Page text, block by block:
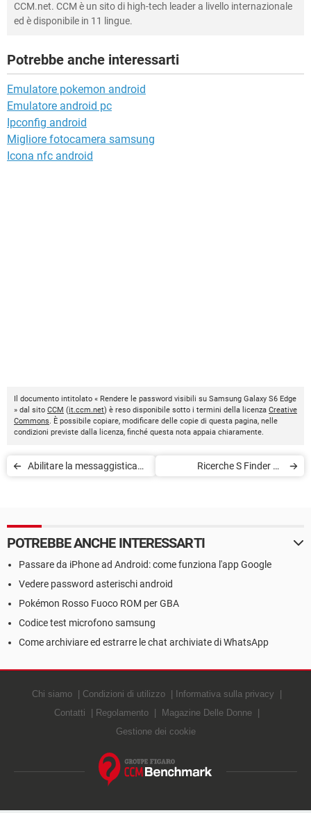
CCM.net. CCM è un sito di high-tech leader a livello internazionale
ed è disponibile in 11 lingue.
Potrebbe anche interessarti
Emulatore pokemon android
Emulatore android pc
Ipconfig android
Migliore fotocamera samsung
Icona nfc android
Il documento intitolato « Rendere le password visibili su Samsung Galaxy S6 Edge
» dal sito CCM (it.ccm.net) è reso disponibile sotto i termini della licenza Creative
Commons. È possibile copiare, modificare delle copie di questa pagina, nelle
condizioni previste dalla licenza, finché questa nota appaia chiaramente.
Abilitare la messaggistica
Ricerche S Finder su
POTREBBE ANCHE INTERESSARTI
Passare da iPhone ad Android: come funziona l'app Google
Vedere password asterischi android
Pokémon Rosso Fuoco ROM per GBA
Codice test microfono samsung
Come archiviare ed estrarre le chat archiviate di WhatsApp
Chi siamo Condizioni di utilizzo
Informativa sulla privacy
Contatti
Regolamento
Magazine Delle Donne
Gestione dei cookie